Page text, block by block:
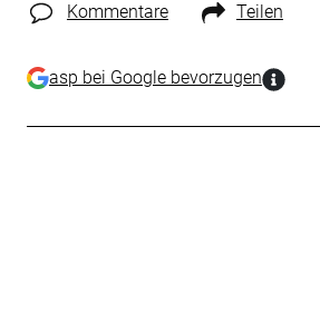
Kommentare Teilen
asp bei Google bevorzugen